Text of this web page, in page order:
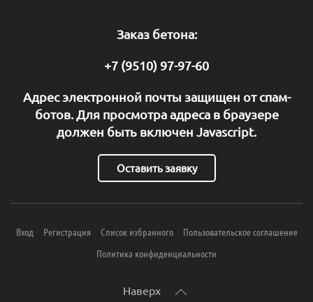
Заказ бетона:
+7 (9510) 97-97-60
Адрес электронной почты защищен от спам-
ботов. Для просмотра адреса в браузере
должен быть включен Javascript.
Оставить заявку
Вход Регистрация Список избранного
Пользовательское соглашение
Политика конфиденциальности
Наверх